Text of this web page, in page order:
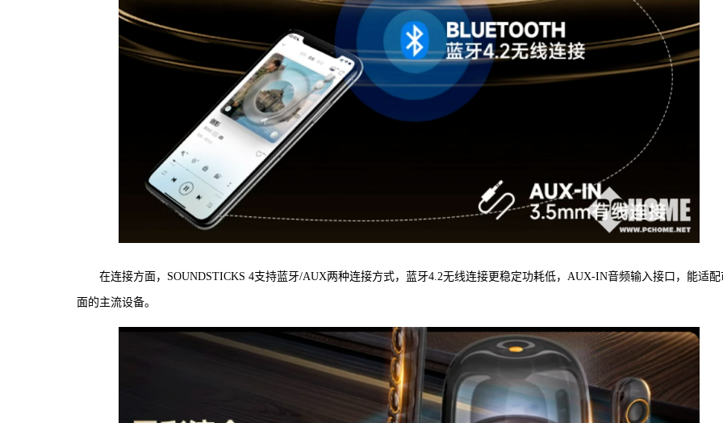
在连接方面，SOUNDSTICKS 4支持蓝牙/AUX两种连接方式，蓝牙4.2无线连接更稳定功耗低，AUX-IN音频输入接口，能适配
面的主流设备。